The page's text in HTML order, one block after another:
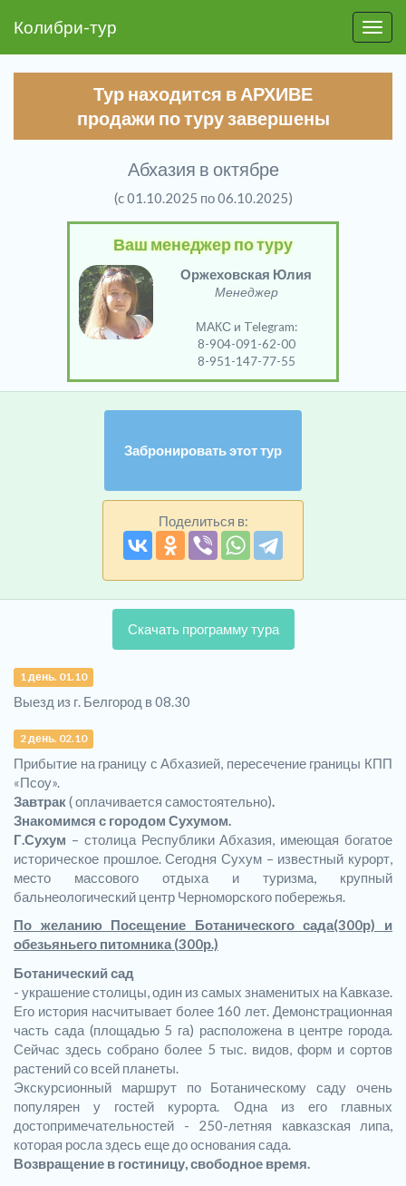
Колибри-тур
Тур находится в АРХИВЕ
продажи по туру завершены
Абхазия в октябре
(c 01.10.2025 по 06.10.2025)
Ваш менеджер по туру
Оржеховская Юлия
Менеджер
МАКС и Telegram:
8-904-091-62-00
8-951-147-77-55
Забронировать этот тур
Поделиться в:
Скачать программу тура
1 день. 01.10
Выезд из г. Белгород в 08.30
2 день. 02.10
Прибытие на границу с Абхазией, пересечение границы КПП
«Псоу».
Завтрак( оплачивается самостоятельно)
Знакомимся с городом Сухумом.
Г.Сухум – столица Республики Абхазия, имеющая богатое
историческое прошлое. Сегодня Сухум – известный курорт,
место массового отдыха и туризма, крупный
бальнеологический центр Черноморского побережья.
По желанию Посещение Ботанического сада(300р) и
обезьяньего питомника (300р.)
Ботанический сад
- украшение столицы, один из самых знаменитых на Кавказе.
Его история насчитывает более 160 лет. Демонстрационная
часть сада (площадью 5 га) расположена в центре города.
Сейчас здесь собрано более 5 тыс. видов, форм и сортов
растений со всей планеты.
Экскурсионный маршрут по Ботаническому саду очень
популярен у гостей курорта. Одна из его главных
достопримечательностей - 250-летняя кавказская липа,
которая росла здесь еще до основания сада.
Возвращение в гостиницу, свободное время.